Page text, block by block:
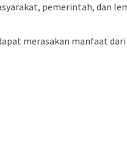
pemerintah, dan
merasakan manfaat